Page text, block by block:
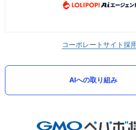
コーポレートサイト採
AIへの取り組み